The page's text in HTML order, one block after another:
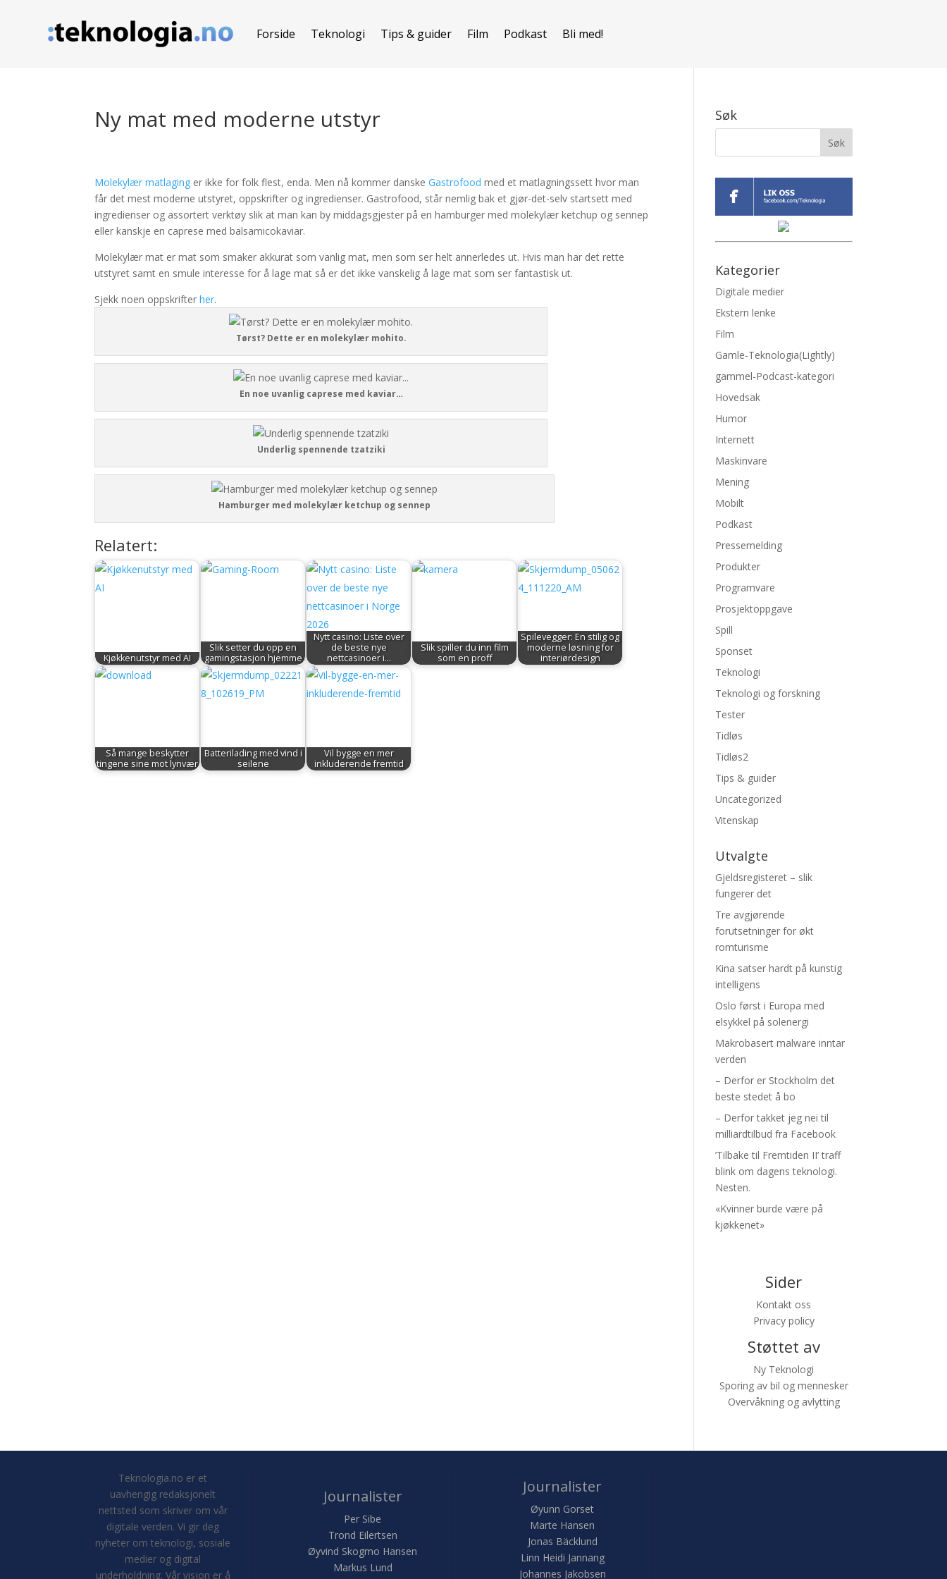
Forside Teknologi Tips & guider Film Podkast Bli med!
Ny mat med moderne utstyr
Molekylær matlaging er ikke for folk flest, enda. Men nå kommer danskeGastrofoodmed et matlagningssett hvor man
får det mest moderne utstyret, oppskrifter og ingredienser. Gastrofood, står nemlig bak et gjør-det-selv startsett med
ingredienser og assortert verktøy slik at man kan by middagsgjester på en hamburger med molekylær ketchup og sennep
eller kanskje en caprese med balsamicokaviar.
Molekylær mat er mat som smaker akkurat som vanlig mat, men som ser helt annerledes ut. Hvis man har det rette
utstyret samt en smule interesse for å lage mat så er det ikke vanskelig å lage mat som ser fantastisk ut.
Sjekk noen oppskrifterher.
Tørst? Dette er en molekylær mohito.
En noe uvanlig caprese med kaviar…
Underlig spennende tzatziki
Hamburger med molekylær ketchup og sennep
Relatert:
Kjøkkenutstyr med AI
Slik setter du opp en
gamingstasjon hjemme
Nytt casino: Liste over
de beste nye
nettcasinoer i…
Slik spiller du inn film
som en proff
Spilevegger: En stilig og
moderne løsning for
interiørdesign
Så mange beskytter
tingene sine mot lynvær
Batterilading med vind i
seilene
Vil bygge en mer
inkluderende fremtid
Søk
Kategorier
Digitale medier
Ekstern lenke
Film
Gamle-Teknologia(Lightly)
gammel-Podcast-kategori
Hovedsak
Humor
Internett
Maskinvare
Mening
Mobilt
Podkast
Pressemelding
Produkter
Programvare
Prosjektoppgave
Spill
Sponset
Teknologi
Teknologi og forskning
Tester
Tidløs
Tidløs2
Tips & guider
Uncategorized
Vitenskap
Utvalgte
Gjeldsregisteret – slik
fungerer det
Tre avgjørende
forutsetninger for økt
romturisme
Kina satser hardt på kunstig
intelligens
Oslo først i Europa med
elsykkel på solenergi
Makrobasert malware inntar
verden
– Derfor er Stockholm det
beste stedet å bo
– Derfor takket jeg nei til
milliardtilbud fra Facebook
’Tilbake til Fremtiden II’ traff
blink om dagens teknologi.
Nesten.
«Kvinner burde være på
kjøkkenet»
Sider
Kontakt oss
Privacy policy
Støttet av
Ny Teknologi
Sporing av bil og mennesker
Overvåkning og avlytting
Teknologia.no er et
uavhengig redaksjonelt
nettsted som skriver om vår
digitale verden. Vi gir deg
nyheter om teknologi, sosiale
medier og digital
underholdning. Vår visjon er å
Journalister
Per Sibe
Trond Eilertsen
Øyvind Skogmo Hansen
Markus Lund
Journalister
Øyunn Gorset
Marte Hansen
Jonas Bäcklund
Linn Heidi Jannang
Johannes Jakobsen